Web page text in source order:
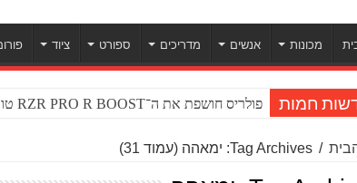
מכונות אנשים מדריכים ספורט ציוד
חמות פולריס חושפת את ה־RZR PRO R BOOST טורבו
/ Tag Archives: ימאהה (עמוד 31)